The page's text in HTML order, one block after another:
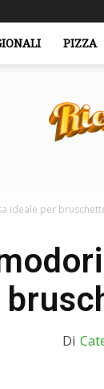
PIZZA
ideale per
Di